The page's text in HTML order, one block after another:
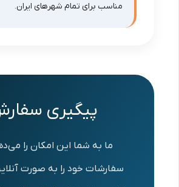
مناسب برای تمام شهرهای ایران.
پیگیری
ما به شما این امکان را
سفارشات خود را به صورت